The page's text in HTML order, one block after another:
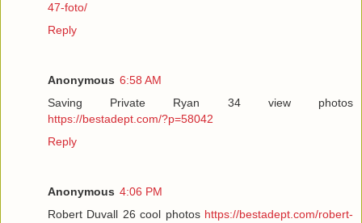
47-foto/
Reply
Anonymous 6:58 AM
Saving Private Ryan 34 view photos
https://bestadept.com/?p=58042
Reply
Anonymous 4:06 PM
Robert Duvall 26 cool photos https://bestadept.com/robert-